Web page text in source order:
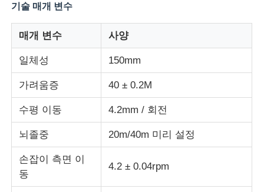
환경 테스트 챔버
범용 테스트 머신
마모시험기
충돌 시험 장비
기술 매개 변수
매개 변수 사양
일체성 150mm
가려움증 40 ± 0.2M
수평 이동 4.2mm / 회전
뇌졸중 20m/40m 미리 설정
손잡이 측면 이
동
4.2 ± 0.04rpm